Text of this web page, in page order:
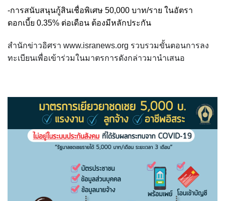
-การสนับสนุนกู้สินเชื่อพิเศษ 50,000 บาท/ราย ในอัตรา
ดอกเบี้ย 0.35% ต่อเดือน ต้องมีหลักประกัน
สำนักข่าวอิศรา www.isranews.org รวบรวมขั้นตอนการลง
ทะเบียนเพื่อเข้าร่วมในมาตรการดังกล่าวมานำเสนอ